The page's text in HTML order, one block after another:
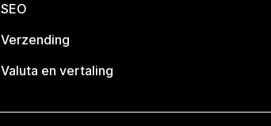
SEO
Verzending
Valuta en vertaling